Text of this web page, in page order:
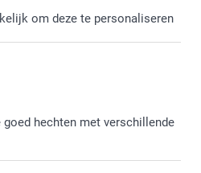
website.
om deze te personaliseren
hechten met verschillende